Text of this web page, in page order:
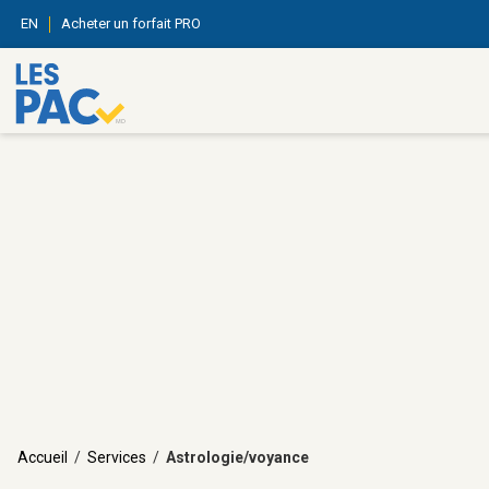
EN Acheter un forfait PRO
Accueil / Services / Astrologie/voyance